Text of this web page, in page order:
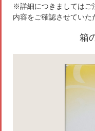
※詳細につきましてはご
内容をご確認させていた
箱